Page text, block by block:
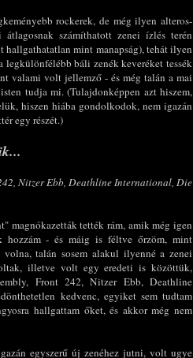
rockerek, de még ilyen alteros-
átlagosnak számíthatott zenei ízlés terén
hallgathatatlan mint manapság), tehát ilyen
báli zenék keveréket tessék
valami volt jellemző - és még talán a mai
tudja mi. (Tulajdonképpen azt hiszem,
hiszen hiába gondolkodok, nem igazán
egy részét.)
Nitzer Ebb, Deathline International, Die
magnókazetták tették rám, amik még igen
hozzám - és máig is féltve őrzöm, mint
talán sosem alakul ilyenné a zenei
illetve volt egy eredeti is közöttük,
Front 242, Nitzer Ebb, Deathline
kedvenc, egyiket sem tudtam
hallgattam őket, és akkor még nem
egyszerű új zenéhez jutni, volt ugye